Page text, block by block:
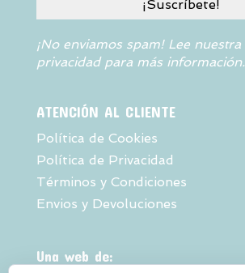
¡No enviamos spam! Lee nuestra
privacidadpara más información.
ATENCIÓN AL CLIENTE
Política de Cookies
Política de Privacidad
Términos y Condiciones
Envios y Devoluciones
Una web de: